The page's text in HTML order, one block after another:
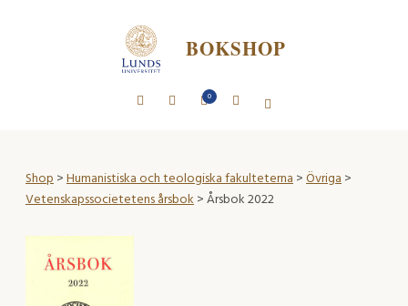
BOKSHOP
0
Shop>Humanistiska och teologiska fakulteterna>Övriga>
Vetenskapssocietetens årsbok> Årsbok 2022